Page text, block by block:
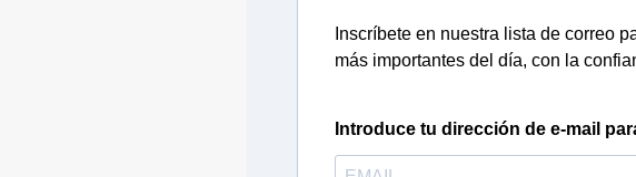
Inscríbete en nuestra lista de correo
más importantes del día, con la
Introduce tu dirección de e-mail